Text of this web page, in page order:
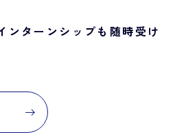
ンターンシップも随時受け